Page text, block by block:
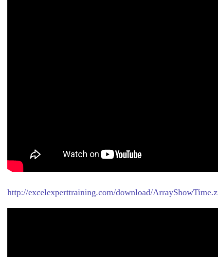
http://excelexperttraining.com/download/